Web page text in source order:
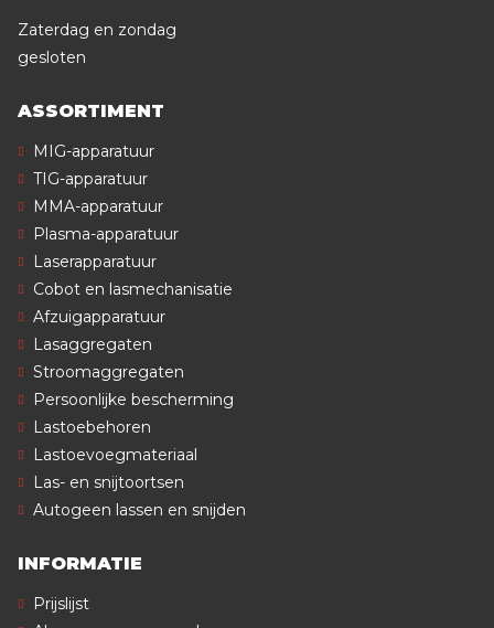
Zaterdag en zondag
gesloten
ASSORTIMENT
MIG-apparatuur
TIG-apparatuur
MMA-apparatuur
Plasma-apparatuur
Laserapparatuur
Cobot en lasmechanisatie
Afzuigapparatuur
Lasaggregaten
Stroomaggregaten
Persoonlijke bescherming
Lastoebehoren
Lastoevoegmateriaal
Las- en snijtoortsen
Autogeen lassen en snijden
INFORMATIE
Prijslijst